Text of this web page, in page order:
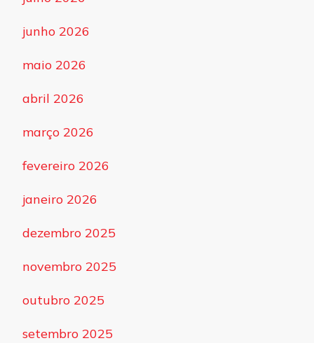
junho 2026
maio 2026
abril 2026
março 2026
fevereiro 2026
janeiro 2026
dezembro 2025
novembro 2025
outubro 2025
setembro 2025